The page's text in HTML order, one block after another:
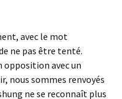
avec le mot
ne pas être tenté.
opposition avec un
nous sommes renvoyés
ne se reconnaît plus